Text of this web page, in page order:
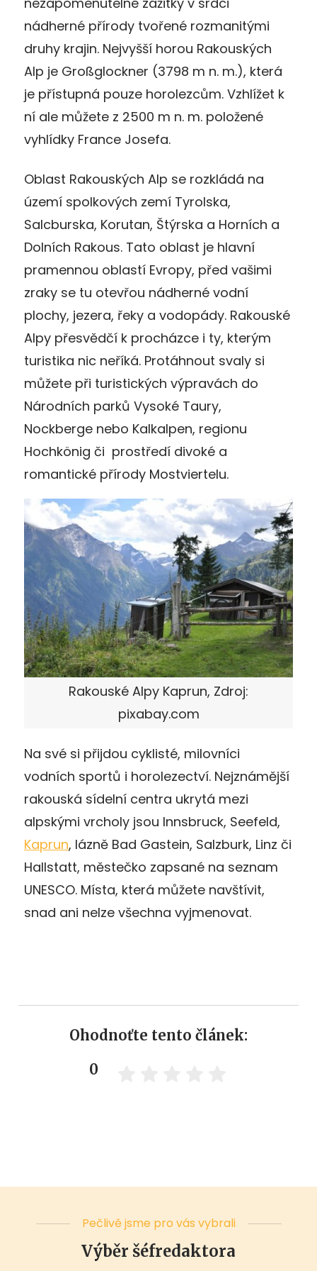
nádherné přírody tvořené rozmanitými
druhy krajin. Nejvyšší horou Rakouských
Alp je Großglockner (3798 m n. m.), která
je přístupná pouze horolezcům. Vzhlížet k
ní ale můžete z 2500 m n. m. položené
vyhlídky France Josefa.
Oblast Rakouských Alp se rozkládá na
území spolkových zemí Tyrolska,
Salcburska, Korutan, Štýrska a Horních a
Dolních Rakous. Tato oblast je hlavní
pramennou oblastí Evropy, před vašimi
zraky se tu otevřou nádherné vodní
plochy, jezera, řeky a vodopády. Rakouské
Alpy přesvědčí k procházce i ty, kterým
turistika nic neříká. Protáhnout svaly si
můžete při turistických výpravách do
Národních parků Vysoké Taury,
Nockberge nebo Kalkalpen, regionu
Hochkönig či prostředí divoké a
romantické přírody Mostviertelu.
Rakouské Alpy Kaprun, Zdroj:
pixabay.com
Na své si přijdou cyklisté, milovníci
vodních sportů i horolezectví. Nejznámější
rakouská sídelní centra ukrytá mezi
alpskými vrcholy jsou Innsbruck, Seefeld,
Kaprun, lázně Bad Gastein, Salzburk, Linz či
Hallstatt, městečko zapsané na seznam
UNESCO. Místa, která můžete navštívit,
snad ani nelze všechna vyjmenovat.
Ohodnoťte tento článek:
0
Pečlivě jsme pro vás vybrali
Výběr šéfredaktora